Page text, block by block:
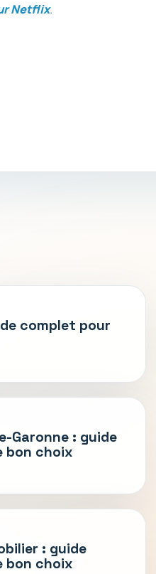
Netflix.
complet pour
Garonne : guide
bon choix
: guide
bon choix